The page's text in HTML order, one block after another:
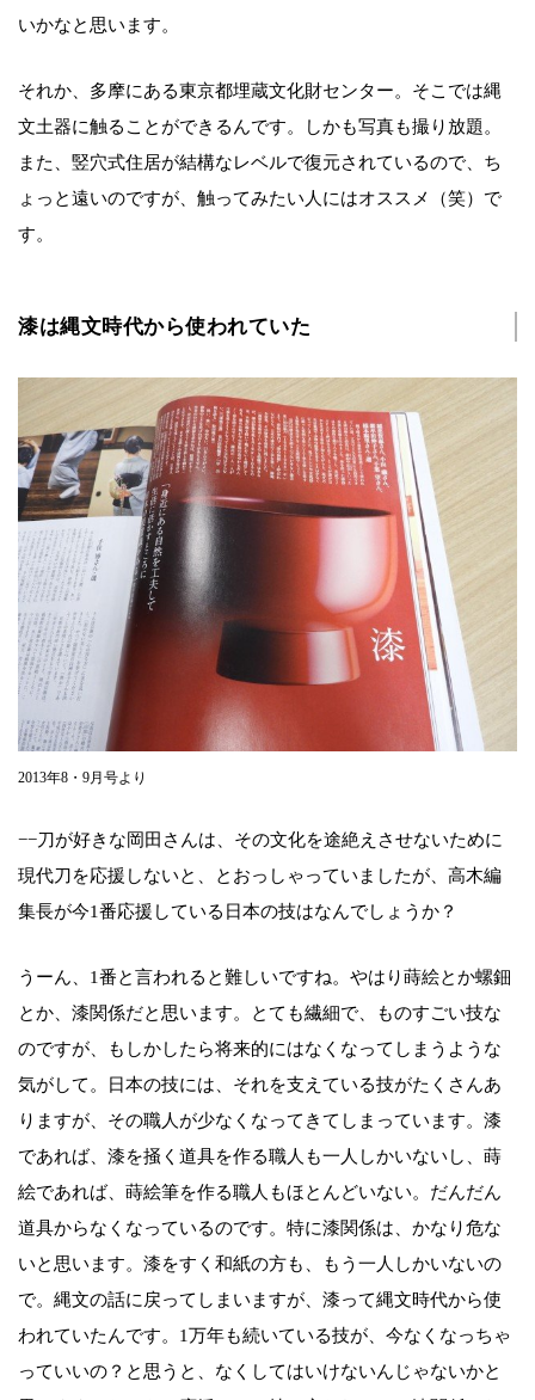
いかなと思います。
それか、多摩にある東京都埋蔵文化財センター。そこでは縄
文土器に触ることができるんです。しかも写真も撮り放題。
また、竪穴式住居が結構なレベルで復元されているので、ち
ょっと遠いのですが、触ってみたい人にはオススメ（笑）で
す。
漆は縄文時代から使われていた
2013年8・9月号より
−−刀が好きな岡田さんは、その文化を途絶えさせないために
現代刀を応援しないと、とおっしゃっていましたが、高木編
集長が今1番応援している日本の技はなんでしょうか？
うーん、1番と言われると難しいですね。やはり蒔絵とか螺鈿
とか、漆関係だと思います。とても繊細で、ものすごい技な
のですが、もしかしたら将来的にはなくなってしまうような
気がして。日本の技には、それを支えている技がたくさんあ
りますが、その職人が少なくなってきてしまっています。漆
であれば、漆を掻く道具を作る職人も一人しかいないし、蒔
絵であれば、蒔絵筆を作る職人もほとんどいない。だんだん
道具からなくなっているのです。特に漆関係は、かなり危な
いと思います。漆をすく和紙の方も、もう一人しかいないの
で。縄文の話に戻ってしまいますが、漆って縄文時代から使
われていたんです。1万年も続いている技が、今なくなっちゃ
っていいの？と思うと、なくしてはいけないんじゃないかと